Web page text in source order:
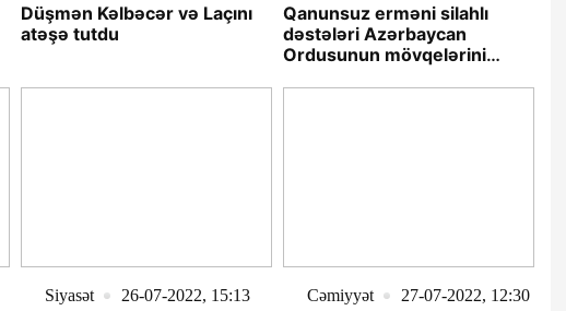
Düşmən Kəlbəcər və Laçını
atəşə tutdu
Qanunsuz erməni silahlı
dəstələri Azərbaycan
Ordusunun mövqelərini
Siyasət 26-07-2022, 15:13 Cəmiyyət 27-07-2022, 12:30